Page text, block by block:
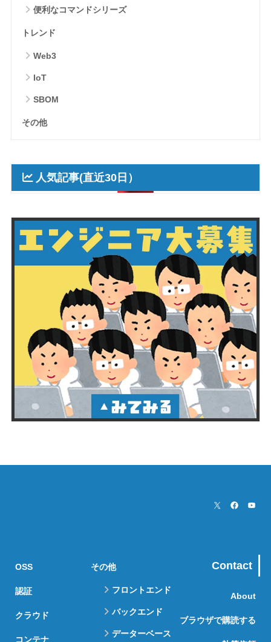
便利なコマンドシリーズ
トレンド
Web3
IoT
SBOM
その他
人気記事(直近30日）
OSS
認証
クラウド
コンテナ
その他
フロントエンド
バックエンド
データーベース
Contact
About
ブラウザで購読する